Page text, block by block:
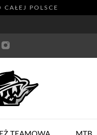
CAŁEJ POLSCE